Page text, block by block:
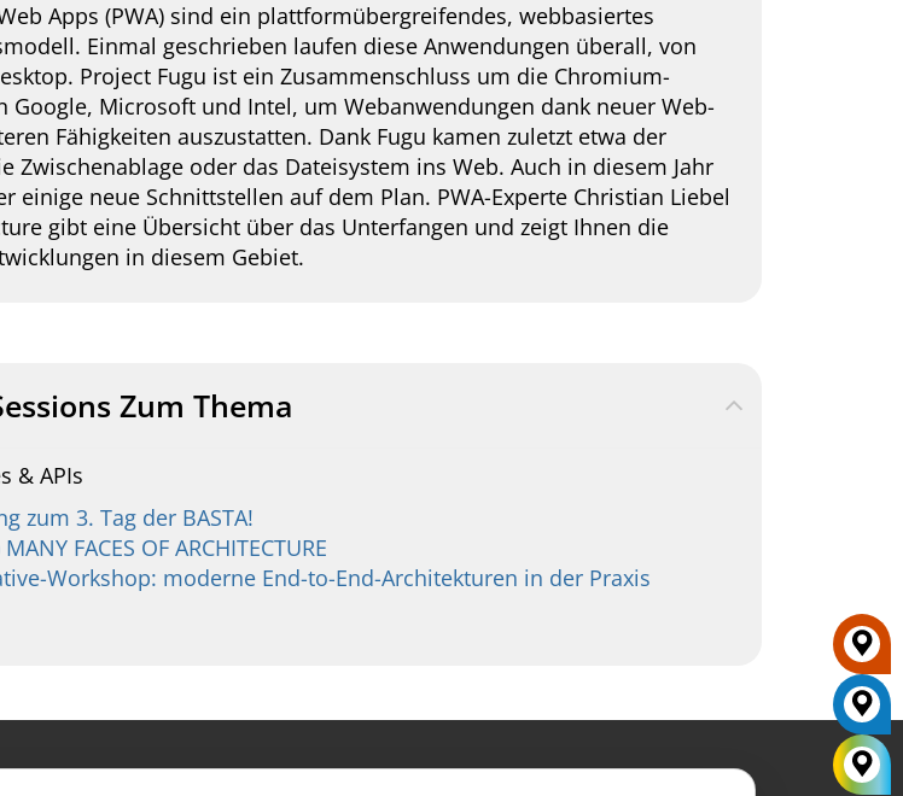
Apps (PWA) sind ein plattformübergreifendes, webbasiertes
Einmal geschrieben laufen diese Anwendungen überall, von
Project Fugu ist ein Zusammenschluss um die Chromium-
Google, Microsoft und Intel, um Webanwendungen dank neuer Web-
Fähigkeiten auszustatten. Dank Fugu kamen zuletzt etwa der
Zwischenablage oder das Dateisystem ins Web. Auch in diesem Jahr
einige neue Schnittstellen auf dem Plan. PWA-Experte Christian Liebel
gibt eine Übersicht über das Unterfangen und zeigt Ihnen die
in diesem Gebiet.
Zum Thema
& APIs
zum 3. Tag der BASTA!
FACES OF ARCHITECTURE
Workshop: moderne End-to-End-Architekturen in der Praxis